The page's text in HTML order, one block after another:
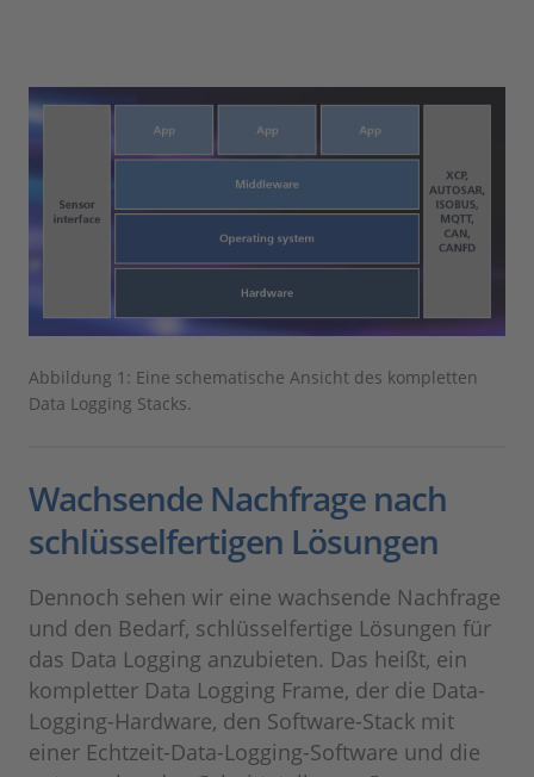
Abbildung 1: Eine schematische Ansicht des kompletten
Data Logging Stacks.
Wachsende Nachfrage nach
schlüsselfertigen Lösungen
Dennoch sehen wir eine wachsende Nachfrage
und den Bedarf, schlüsselfertige Lösungen für
das Data Logging anzubieten. Das heißt, ein
kompletter Data Logging Frame, der die Data-
Logging-Hardware, den Software-Stack mit
einer Echtzeit-Data-Logging-Software und die